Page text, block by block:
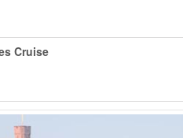
Cruise